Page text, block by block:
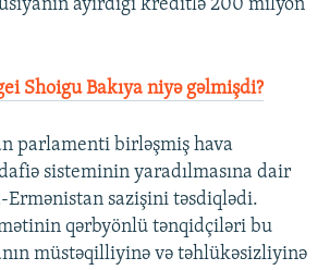
ayırdığı kreditlə 200 milyon
Shoigu Bakıya niyə gəlmişdi?
parlamenti birləşmiş hava
sisteminin yaradılmasına dair
sazişini təsdiqlədi.
qərbyönlü tənqidçiləri bu
müstəqilliyinə və təhlükəsizliyinə